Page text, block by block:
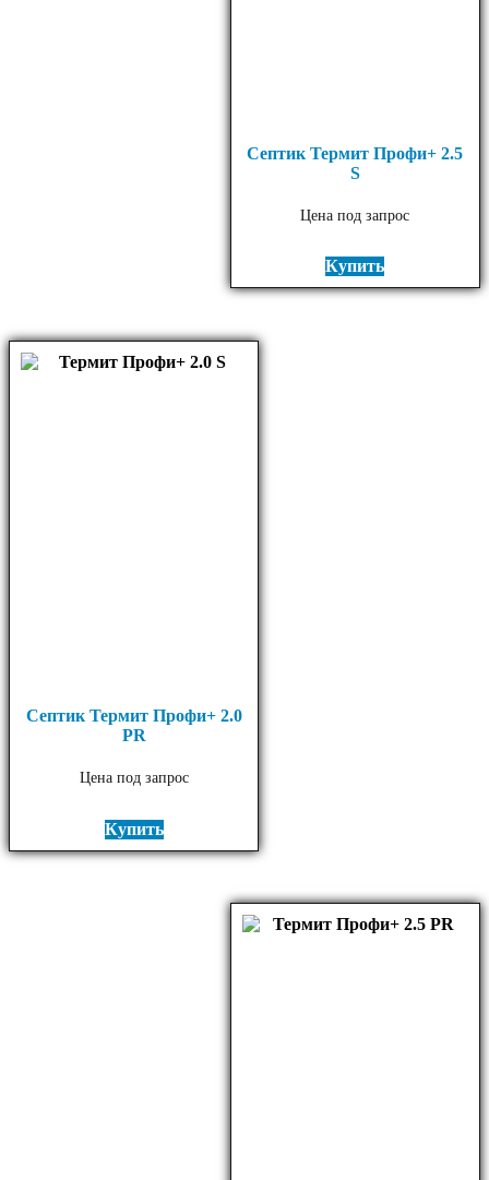
Септик Термит Профи+ 2.5
S
Цена под запрос
Купить
Септик Термит Профи+ 2.0
PR
Цена под запрос
Купить